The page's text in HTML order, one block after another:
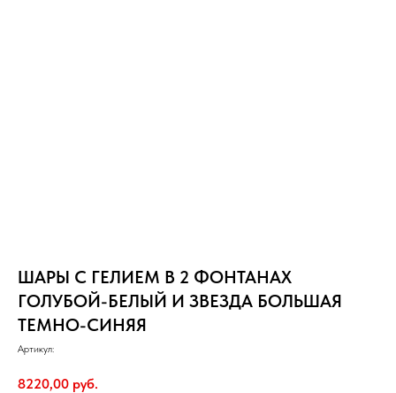
ШАРЫ С ГЕЛИЕМ В 2 ФОНТАНАХ
ГОЛУБОЙ-БЕЛЫЙ И ЗВЕЗДА БОЛЬШАЯ
ТЕМНО-СИНЯЯ
Артикул:
8220,00 руб.